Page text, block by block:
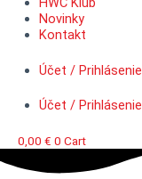
Novinky
Kontakt
Účet / Prihlásenie
Účet / Prihlásenie
0,00 € 0 Cart